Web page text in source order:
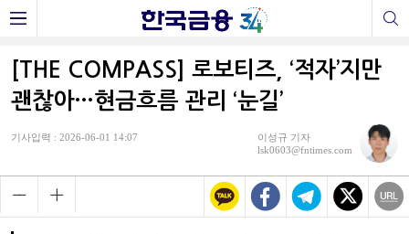
[THE COMPASS] 로보티즈, ‘적자’지만
괜찮아…현금흐름 관리 ‘눈길’
기사입력 : 2026-06-01 14:07
이성규 기자
lsk0603@fntimes.com